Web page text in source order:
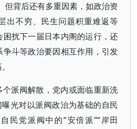
但背后还有多重因素，如政治资
出不穷、民生问题积重难返等
扰下一届日本内阁的运行，还
斗等政治要因相互作用，引发
个派阀解散，党内或面临重新洗
曝光对以派阀政治为基础的自民
民党派阀中的“安倍派”“岸田